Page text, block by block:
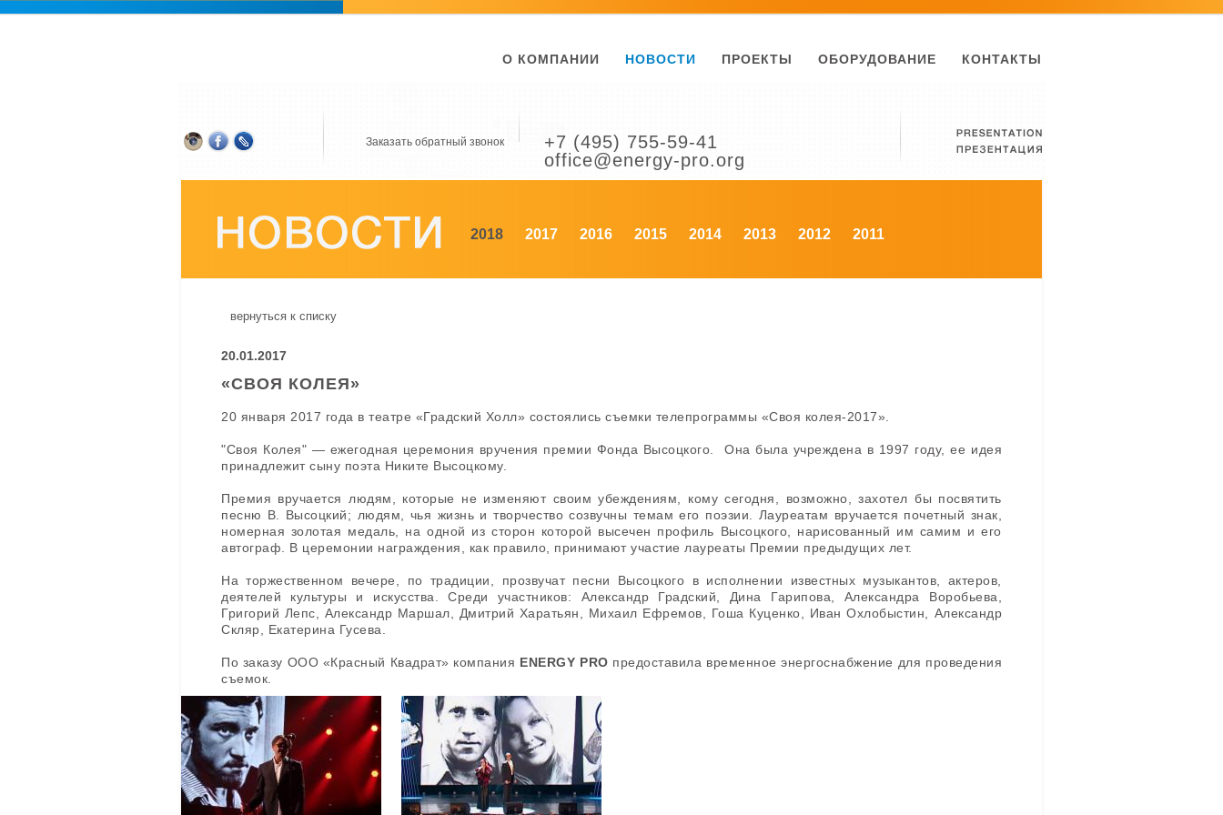
О КОМПАНИИ НОВОСТИ ПРОЕКТЫ ОБОРУДОВАНИЕ КОНТАКТЫ
Заказать обратный звонок
+7 (495) 755-59-41
office@energy-pro.org
2018 2017 2016 2015 2014 2013 2012 2011
вернуться к списку
20.01.2017
«СВОЯ КОЛЕЯ»
20 января 2017 года в театре «Градский Холл» состоялись съемки телепрограммы «Своя колея-2017».
"Своя Колея" — ежегодная церемония вручения премии Фонда Высоцкого. Она была учреждена в 1997 году, ее идея
принадлежит сыну поэта Никите Высоцкому.
Премия вручается людям, которые не изменяют своим убеждениям, кому сегодня, возможно, захотел бы посвятить
песню В. Высоцкий; людям, чья жизнь и творчество созвучны темам его поэзии. Лауреатам вручается почетный знак,
номерная золотая медаль, на одной из сторон которой высечен профиль Высоцкого, нарисованный им самим и его
автограф. В церемонии награждения, как правило, принимают участие лауреаты Премии предыдущих лет.
На торжественном вечере, по традиции, прозвучат песни Высоцкого в исполнении известных музыкантов, актеров,
деятелей культуры и искусства. Среди участников: Александр Градский, Дина Гарипова, Александра Воробьева,
Григорий Лепс, Александр Маршал, Дмитрий Харатьян, Михаил Ефремов, Гоша Куценко, Иван Охлобыстин, Александр
Скляр, Екатерина Гусева.
По заказу ООО «Красный Квадрат» компания ENERGY PRO предоставила временное энергоснабжение для проведения
съемок.